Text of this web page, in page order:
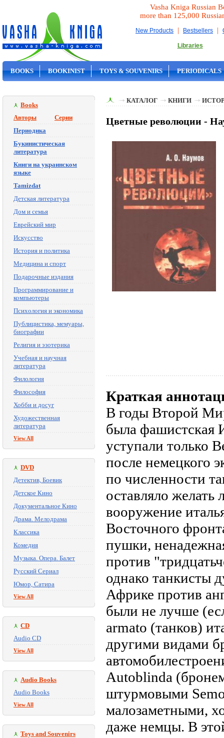
Vasha Kniga Russian
more than 125,000
New Products | Bestsellers |
Libraries
BOOKS BOOKINIST TOYS & SOUVENIRS PERIODICALS
Books
Авторы
Серии
Периодика
Букинистическая
литература
Книги на украинском
языке
Tamizdat
Детская литература
Дом и семья
Еврейский мир
Искусство
История и политика
Медицина и спорт
Подарочные издания
Программирование и
компьютеры
Психология и экономика
Публицистика, мемуары,
биографии
Религия и эзотерика
Учебная и научная
литература
Филология
Философия
Хобби и досуг
Художественная
литература
View All
DVD
Детектив, Боевик
Детское Кино
Документальное Кино
Драма. Мелодрама
Классика
Комедия
Музыка. Опера. Балет
Русский Сериал
Юмор, Сатира
View All
CD
Audio CD
View All
Audio Books
Audio Books
View All
Toys and Souvenirs
КАТАЛОГ КНИГИ
Цветные революции -
Краткая
В годы Второй
была фашистская
уступали только
после немецкого
по численности
оставляло
вооружение
Восточного
пушки,
против
однако танкисты
Африке против
были не лучше
armato (танков)
другими видами
Autoblinda
штурмовыми
малозаметными,
даже немцы. В